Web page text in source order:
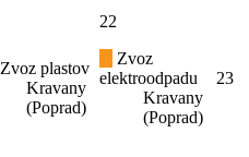
Zvoz plastov
Kravany
(Poprad)
22
Zvoz
elektroodpadu
Kravany
(Poprad)
23